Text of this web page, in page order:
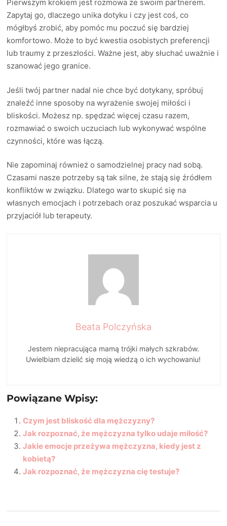
Pierwszym krokiem jest rozmowa ze swoim partnerem.
Zapytaj go, dlaczego unika dotyku i czy jest coś, co
mógłbyś zrobić, aby pomóc mu poczuć się bardziej
komfortowo. Może to być kwestia osobistych preferencji
lub traumy z przeszłości. Ważne jest, aby słuchać uważnie i
szanować jego granice.
Jeśli twój partner nadal nie chce być dotykany, spróbuj
znaleźć inne sposoby na wyrażenie swojej miłości i
bliskości. Możesz np. spędzać więcej czasu razem,
rozmawiać o swoich uczuciach lub wykonywać wspólne
czynności, które was łączą.
Nie zapominaj również o samodzielnej pracy nad sobą.
Czasami nasze potrzeby są tak silne, że stają się źródłem
konfliktów w związku. Dlatego warto skupić się na
własnych emocjach i potrzebach oraz poszukać wsparcia u
przyjaciół lub terapeuty.
Beata Polczyńska
Jestem niepracująca mamą trójki małych szkrabów.
Uwielbiam dzielić się moją wiedzą o ich wychowaniu!
Powiązane Wpisy:
Czym jest bliskość dla mężczyzny?
Jak rozpoznać, że mężczyzna tylko udaje miłość?
Jakie emocje przeżywa mężczyzna, kiedy jest z
kobietą?
Jak rozpoznać, że mężczyzna cię testuje?